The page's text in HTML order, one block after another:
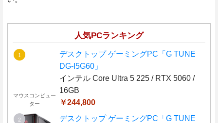
人気PCランキング
マウスコンピュー
ター
デスクトップ ゲーミングPC「G TUNE
DG-I5G60」
インテル Core Ultra 5 225 / RTX 5060 /
16GB
￥244,800
デスクトップ ゲーミングPC「G TUNE